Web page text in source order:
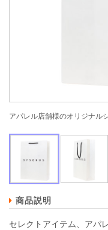
アパレル店舗様のオリジナル
商品説明
セレクトアイテム、アパ